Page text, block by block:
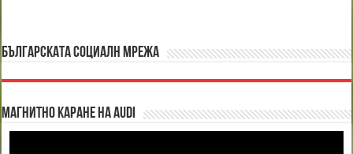
БЪЛГАРСКАТА СОЦИАЛН МРЕЖА
Магнитно каране на Audi